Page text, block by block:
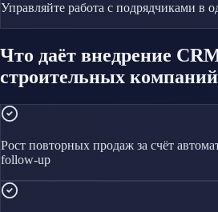
Управляйте работа с подрядчиками в
Что даёт внедрение
строительных компаний
Рост повторных продаж за счёт
follow-up